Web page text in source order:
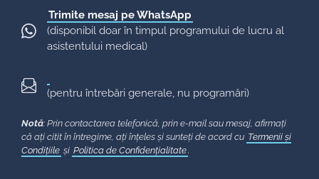
Trimite mesaj pe WhatsApp
(disponibil doar în timpul programului de lucru al
asistentului medical)
(pentru întrebări generale, nu programări)
Notă: Prin contactarea telefonică, prin e-mail sau mesaj, afirmați
că ați citit în întregime, ați înțeles și sunteți de acord cu Termenii și
Condițiile și Politica de Confidențialitate.